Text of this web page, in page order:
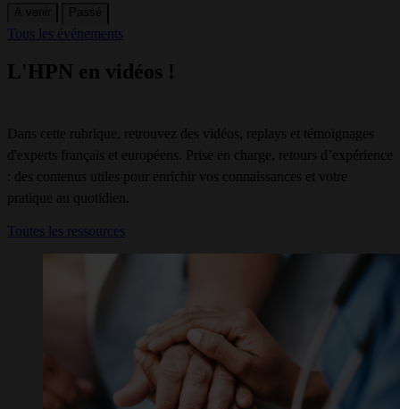
A venir Passé
Tous les événements
L'HPN en vidéos !
Dans cette rubrique, retrouvez des vidéos, replays et témoignages
d'experts français et européens. Prise en charge, retours d’expérience
: des contenus utiles pour enrichir vos connaissances et votre
pratique au quotidien.
Toutes les ressources